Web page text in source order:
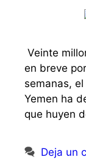
Veinte
en breve
semanas,
Yemen ha
que huyen
Deja un